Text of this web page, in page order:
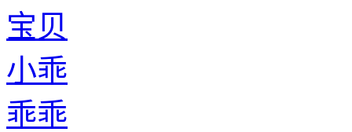
宝贝
小乖
乖乖